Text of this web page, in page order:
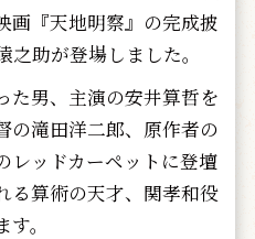
画『天地明察』の完成披
助が登場しました。
男、主演の安井算哲を
の滝田洋二郎、原作者の
レッドカーペットに登壇
る算術の天才、関孝和役
。